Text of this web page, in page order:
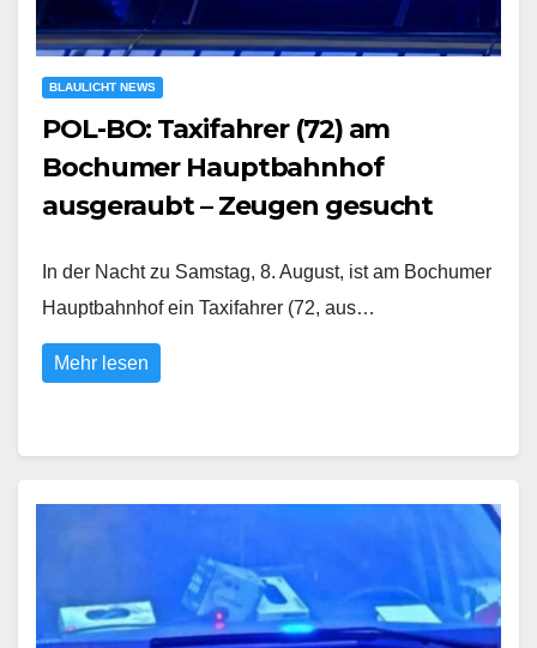
BLAULICHT NEWS
POL-BO: Taxifahrer (72) am
Bochumer Hauptbahnhof
ausgeraubt – Zeugen gesucht
In der Nacht zu Samstag, 8. August, ist am Bochumer
Hauptbahnhof ein Taxifahrer (72, aus…
Mehr lesen